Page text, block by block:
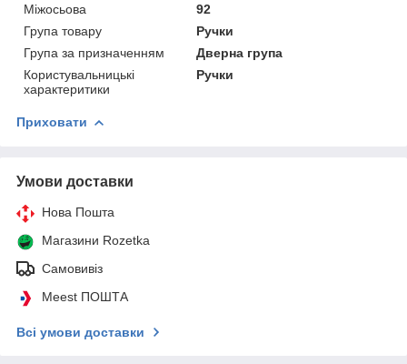
Міжосьова
92
Група товару
Ручки
Група за призначенням
Дверна група
Користувальницькі
характеритики
Ручки
Приховати
Умови доставки
Нова Пошта
Магазини Rozetka
Самовивіз
Meest ПОШТА
Всі умови доставки